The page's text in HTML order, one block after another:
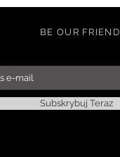
BE OUR FRIEND
Subskrybuj Teraz